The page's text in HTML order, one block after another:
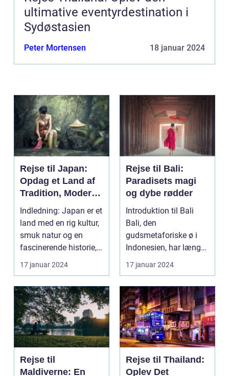
ultimative eventyrdestination i
Sydøstasien
Peter Mortensen 18 januar 2024
Rejse til Japan:
Opdag et Land af
Tradition, Moderne
og Eventyr
Indledning: Japan er et
land med en rig kultur,
smuk natur og en
fascinerende historie,
der strækker...
17 januar 2024
Rejse til Bali:
Paradisets magi
og dybe rødder
Introduktion til Bali
Bali, den
gudsmetaforiske ø i
Indonesien, har længe
været kendt som et af
verd...
17 januar 2024
Rejse til
Maldiverne: En
Rejse til Thailand:
Oplev Det